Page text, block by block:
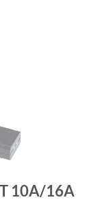
10A/16A